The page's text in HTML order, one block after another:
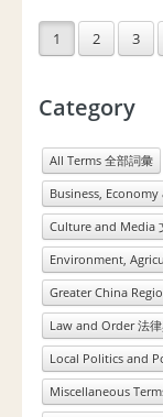
1 2 3
Category
All Terms 全部詞彙
Business,
Culture and Media
Environment,
Greater China
Law and Order 法
Local Politics and
Miscellaneous